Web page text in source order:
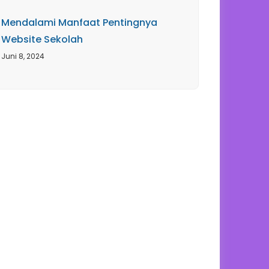
Mendalami Manfaat Pentingnya
Website Sekolah
Juni 8, 2024